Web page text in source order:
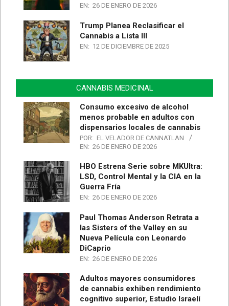
EN: 26 DE ENERO DE 2026
Trump Planea Reclasificar el
Cannabis a Lista III
EN: 12 DE DICIEMBRE DE 2025
CANNABIS MEDICINAL
Consumo excesivo de alcohol
menos probable en adultos con
dispensarios locales de cannabis
POR: EL VELADOR DE CANNATLAN
EN: 26 DE ENERO DE 2026
HBO Estrena Serie sobre MKUltra:
LSD, Control Mental y la CIA en la
Guerra Fría
EN: 26 DE ENERO DE 2026
Paul Thomas Anderson Retrata a
las Sisters of the Valley en su
Nueva Película con Leonardo
DiCaprio
EN: 26 DE ENERO DE 2026
Adultos mayores consumidores
de cannabis exhiben rendimiento
cognitivo superior, Estudio Israelí